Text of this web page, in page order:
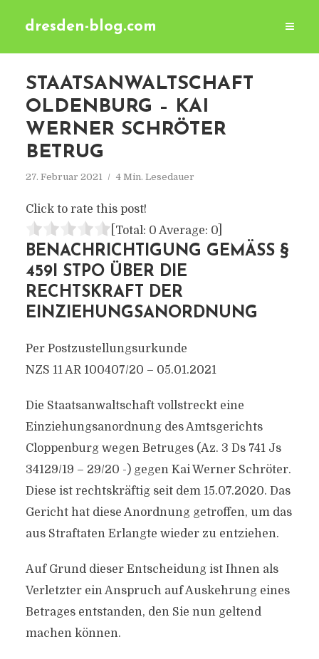
dresden-blog.com
STAATSANWALTSCHAFT
OLDENBURG – KAI
WERNER SCHRÖTER
BETRUG
27. Februar 2021 4 Min. Lesedauer
Click to rate this post!
[Total: 0 Average: 0]
BENACHRICHTIGUNG GEMÄSS § 4
59I STPO ÜBER DIE R
ECHTSKRAFT DER E
INZIEHUNGSANORDNUNG
Per Postzustellungsurkunde
NZS 11 AR 100407/​20 – 05.01.2021
Die Staatsanwaltschaft vollstreckt eine
Einziehungsanordnung des Amtsgerichts
Cloppenburg wegen Betruges (Az. 3 Ds 741 Js
34129/​19 – 29/​20 -) gegen Kai Werner Schröter.
Diese ist rechtskräftig seit dem 15.07.2020. Das
Gericht hat diese Anordnung getroffen, um das
aus Straftaten Erlangte wieder zu entziehen.
Auf Grund dieser Entscheidung ist Ihnen als
Verletzter ein Anspruch auf Auskehrung eines
Betrages entstanden, den Sie nun geltend
machen können.